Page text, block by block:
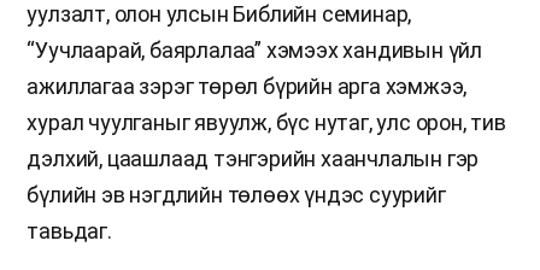
уулзалт, олон улсын Библийн семинар,
“Уучлаарай, баярлалаа” хэмээх хандивын үйл
ажиллагаа зэрэг төрөл бүрийн арга хэмжээ,
хурал чуулганыг явуулж, бүс нутаг, улс орон, тив
дэлхий, цаашлаад тэнгэрийн хаанчлалын гэр
бүлийн эв нэгдлийн төлөөх үндэс суурийг
тавьдаг.